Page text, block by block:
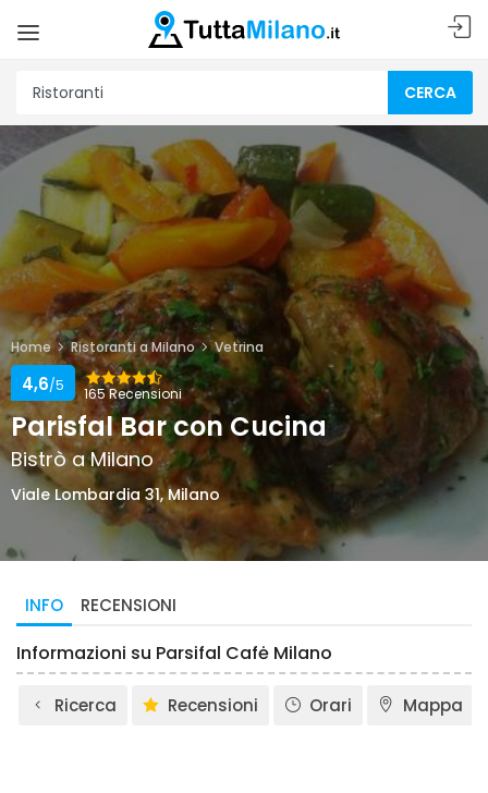
CERCA
Home Ristoranti a Milano Vetrina
165 Recensioni
4,6/5
Parisfal Bar con Cucina
Bistrò a Milano
Viale Lombardia 31, Milano
INFO RECENSIONI
Informazioni su Parsifal Cafė Milano
Ricerca Recensioni Orari Mappa